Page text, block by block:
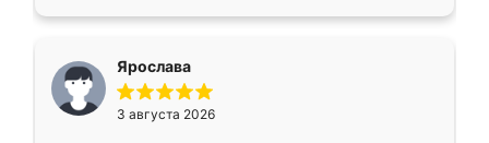
Ярослава
3 августа 2026